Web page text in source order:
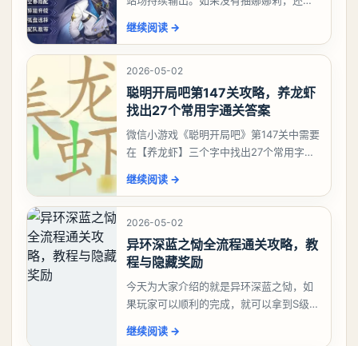
有娜娜莉缺另外一个二队C想打深渊也可以
考虑养个白藏
继续阅读 →
2026-05-02
聪明开局吧第147关攻略，养龙虾
找出27个常用字通关答案
微信小游戏《聪明开局吧》第147关中需要
在【养龙虾】三个字中找出27个常用字，
大、夫、夰、巾、中、虫、下、虾、卜、
囗、吓、卟、
继续阅读 →
2026-05-02
异环深蓝之恸全流程通关攻略，教
程与隐藏奖励
今天为大家介绍的就是异环深蓝之恸，如
果玩家可以顺利的完成，就可以拿到S级弧
比较高的，对于那些新手玩家并不建议直
继续阅读 →